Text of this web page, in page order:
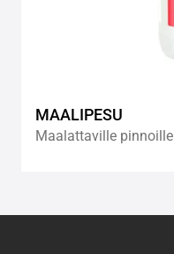
MAALIPESU
Maalattaville pinnoille